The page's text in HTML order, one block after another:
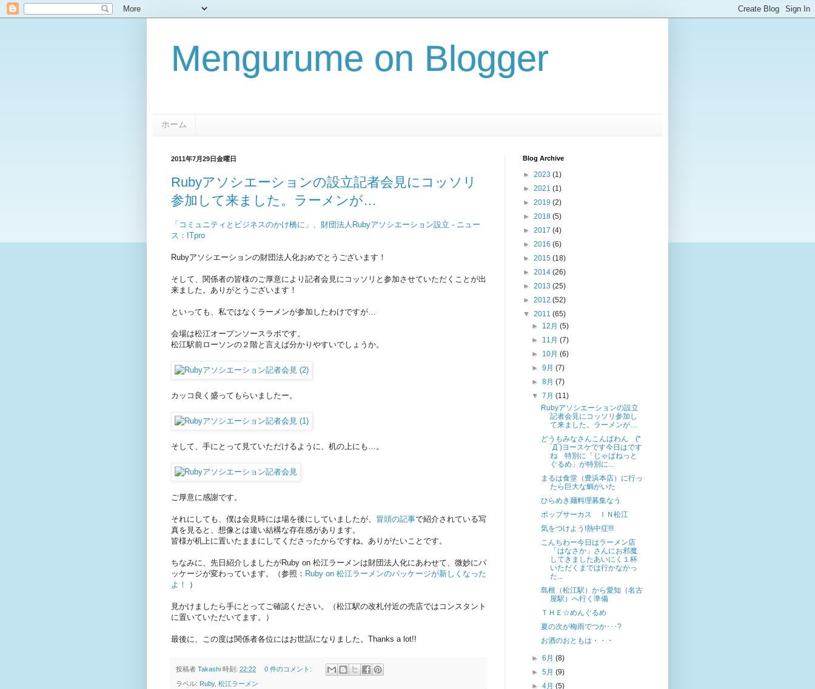
Mengurume on Blogger
ホーム
2011年7月29日金曜日
Rubyアソシエーションの設立記者会見にコッソリ
参加して来ました。ラーメンが…
「コミュニティとビジネスのかけ橋に」、財団法人Rubyアソシエーション設立 - ニュー
ス：ITpro
Rubyアソシエーションの財団法人化おめでとうございます！
そして、関係者の皆様のご厚意により記者会見にコッソリと参加させていただくことが出
来ました。ありがとうございます！
といっても、私ではなくラーメンが参加したわけですが…
会場は松江オープンソースラボです。
松江駅前ローソンの２階と言えば分かりやすいでしょうか。
カッコ良く盛ってもらいましたー。
そして、手にとって見ていただけるように、机の上にも…。
ご厚意に感謝です。
それにしても、僕は会見時には場を後にしていましたが、 冒頭の記事で紹介されている写
真を見ると、想像とは違い結構な存在感があります。
皆様が机上に置いたままにしてくださったからですね。ありがたいことです。
ちなみに、先日紹介しましたがRuby on 松江ラーメンは財団法人化にあわせて、微妙にパ
ッケージが変わっています。（参照： Ruby on 松江ラーメンのパッケージが新しくなった
よ！
）
見かけましたら手にとってご確認ください。（松江駅の改札付近の売店ではコンスタント
に置いていただいてます。）
最後に、この度は関係者各位にはお世話になりました。Thanks a lot!!
投稿者 Takashi 時刻: 22:22 0 件のコメント:
ラベル: Ruby, 松江ラーメン
Blog Archive
► 2023 (1)
► 2021 (1)
► 2019 (2)
► 2018 (5)
► 2017 (4)
► 2016 (6)
► 2015 (18)
► 2014 (26)
► 2013 (25)
► 2012 (52)
▼ 2011 (65)
► 12月(5)
► 11月(7)
► 10月(6)
►9月(7)
►8月(7)
▼7月(11)
Rubyアソシエーションの設立
記者会見にコッソリ参加し
て来ました。ラーメンが…
どうもみなさんこんばわん (*
´Д`)ヨースケです今日はです
ね 特別に「じゃぱねっと
ぐるめ」が特別に...
まるは食堂（豊浜本店）に行っ
たら巨大な鯛がいた
ひらめき麺料理募集なう
ポップサーカス ＩＮ松江
気をつけよう!熱中症!!!
こんちわー今日はラーメン店
「はなさか」さんにお邪魔
してきましたあいにく１杯
いただくまでは行かなかっ
た...
島根（松江駅）から愛知（名古
屋駅）へ行く準備
ＴＨＥ☆めんぐるめ
夏の次が梅雨でつか･･･?
お酒のおともは・・・
►6月(8)
►5月(9)
►4月(5)